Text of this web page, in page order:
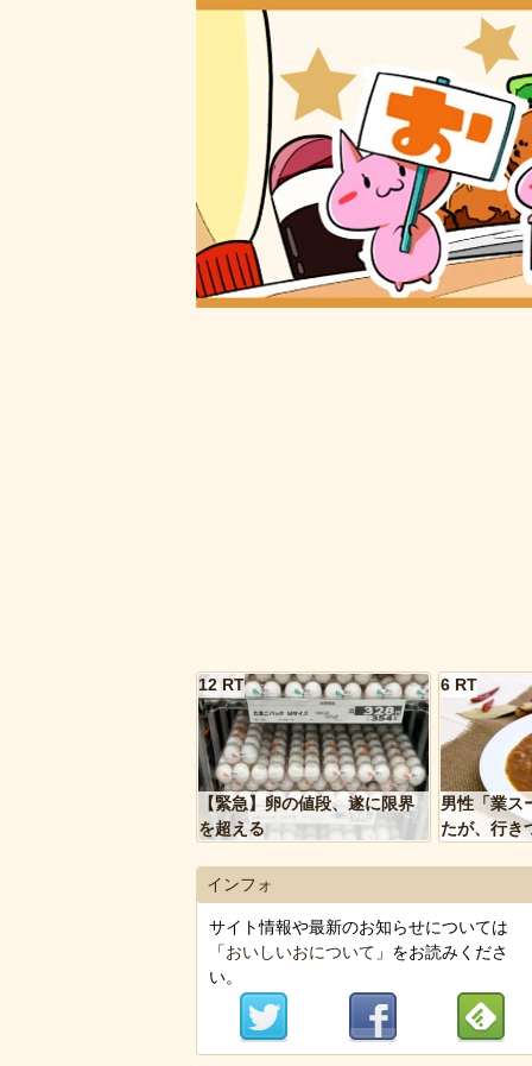
12 RT
【緊急】卵の値段、遂に限界
を超える
6 RT
男性「業ス
たが、行き
インフォ
サイト情報や最新のお知らせについては
「おいしいおについて 」をお読みくださ
い。